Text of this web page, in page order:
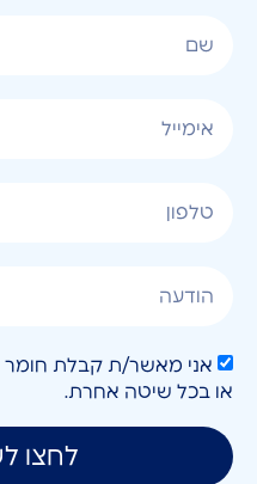
או בכל שיטה אחרת.
לחצו